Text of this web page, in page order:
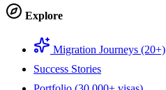
Explore
Migration Journeys (20+)
Success Stories